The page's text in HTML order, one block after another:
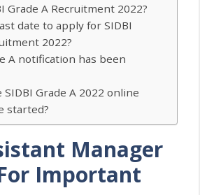
Grade A Recruitment 2022?
date to apply for SIDBI
2022?
A notification has been
Grade A 2022 online
started?
Manager
Important